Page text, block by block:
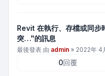
Revit 在執行、存檔或同步
突…"的訊息
最後發表 由 admin » 2022年 4
0回覆